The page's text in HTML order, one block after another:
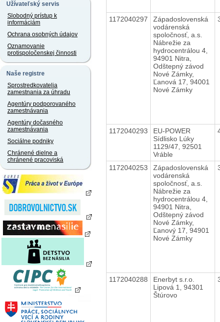
Užívateľský servis
Slobodný prístup k
informáciám
Ochrana osobných údajov
Oznamovanie
protispoločenskej činnosti
Naše registre
Sprostredkovatelia
zamestnania za úhradu
Agentúry podporovaného
zamestnávania
Agentúry dočasného
zamestnávania
Sociálne podniky
Chránené dielne a
chránené pracoviská
1172040297
Západoslovenská
vodárenská
spoločnosť, a.s.
Nábrežie za
hydrocentrálou 4,
94901 Nitra,
Odštepný závod
Nové Zámky,
Ľanová 17, 94001
Nové Zámky
1172040293
EU-POWER
Sídlisko Lúky
1129/47, 92501
Vráble
1172040253
Západoslovenská
vodárenská
spoločnosť, a.s.
Nábrežie za
hydrocentrálou 4,
94901 Nitra,
Odštepný závod
Nové Zámky,
Ľanový 17, 94901
Nové Zámky
1172040288
Enerbyt s.r.o.
Lipová 1, 94301
Štúrovo